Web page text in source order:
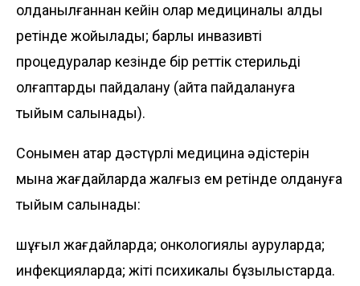
қолданылғаннан кейін олар медициналық қалдық
ретінде жойылады; барлық инвазивті
процедуралар кезінде бір реттік стерильді
қолғаптарды пайдалану (қайта пайдалануға
тыйым салынады).
Сонымен қатар дәстүрлі медицина әдістерін
мына жағдайларда жалғыз ем ретінде қолдануға
тыйым салынады:
шұғыл жағдайларда; онкологиялық ауруларда;
инфекцияларда; жіті психикалық бұзылыстарда.